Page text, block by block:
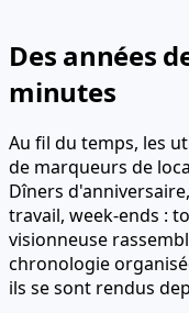
Des années
minutes
Au fil du temps, les
de marqueurs de
Dîners
travail, week-ends :
visionneuse
chronologie
ils se sont rendus